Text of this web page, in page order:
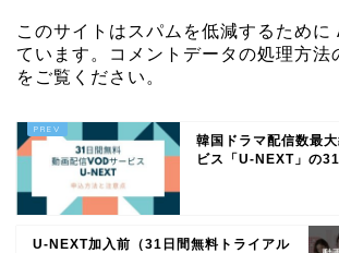
このサイトはスパムを低減するために
ています。
コメントデータの処理方法
をご覧ください 。
韓国ドラマ配信数最
ビス「U-NEXT」の
U-NEXT加入前（31日間無料トライアル